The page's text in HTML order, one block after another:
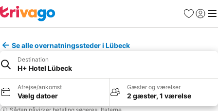
Favoritter
Log ind
Se alle overnatningssteder i Lübeck
Destination
H+ Hotel Lübeck
Afrejse/ankomst
Vælg datoer
Gæster og værelser
2 gæster, 1 værelse